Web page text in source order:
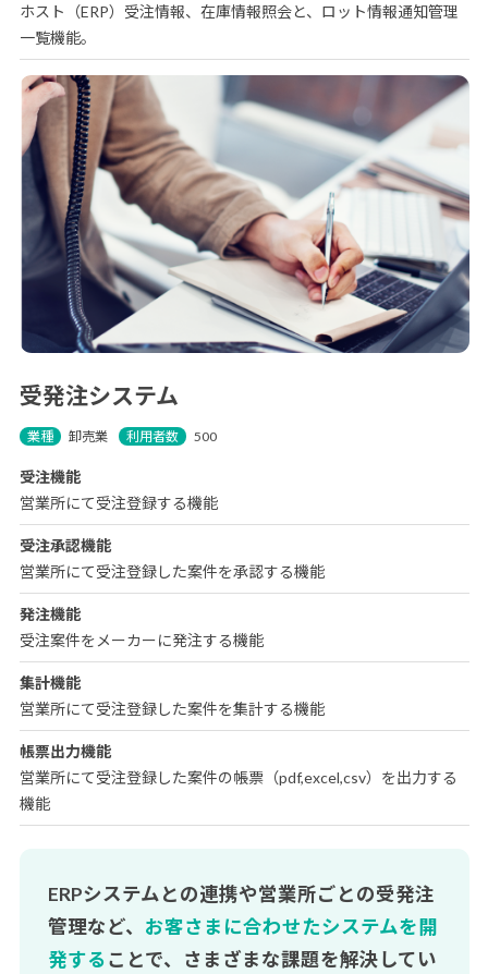
ホスト（ERP）受注情報、在庫情報照会と、ロット情報通知管理
一覧機能。
受発注システム
業種 卸売業 利用者数 500
受注機能
営業所にて受注登録する機能
受注承認機能
営業所にて受注登録した案件を承認する機能
発注機能
受注案件をメーカーに発注する機能
集計機能
営業所にて受注登録した案件を集計する機能
帳票出力機能
営業所にて受注登録した案件の帳票（pdf,excel,csv）を出力する
機能
ERPシステムとの連携や営業所ごとの受発注
管理など、 お客さまに合わせたシステムを開
発することで、さまざまな課題を解決してい